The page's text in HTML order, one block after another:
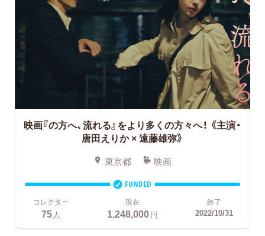
映画『の方へ、流れる』をより多くの方々へ！ 《主演・
唐田えりか × 遠藤雄弥》
東京都 映画
FUNDED
コレクター
75 人
現在
1,248,000円
終了
2022/10/31